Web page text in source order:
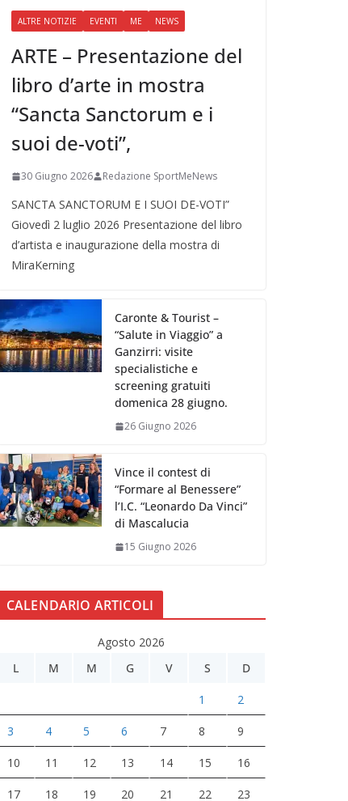
ALTRE NOTIZIE EVENTI ME NEWS
ARTE – Presentazione del
libro d’arte in mostra
“Sancta Sanctorum e i
suoi de-voti”,
30 Giugno 2026 Redazione SportMeNews
SANCTA SANCTORUM E I SUOI DE-VOTI”
Giovedì 2 luglio 2026 Presentazione del libro
d’artista e inaugurazione della mostra di
MiraKerning
Caronte & Tourist –
“Salute in Viaggio” a
Ganzirri: visite
specialistiche e
screening gratuiti
domenica 28 giugno.
26 Giugno 2026
Vince il contest di
“Formare al Benessere”
l’I.C. “Leonardo Da Vinci”
di Mascalucia
15 Giugno 2026
CALENDARIO ARTICOLI
Agosto 2026
L
M M G V S D
1 2
3 4 5 6 7 8 9
10 11 12 13 14 15 16
17 18 19 20 21 22 23